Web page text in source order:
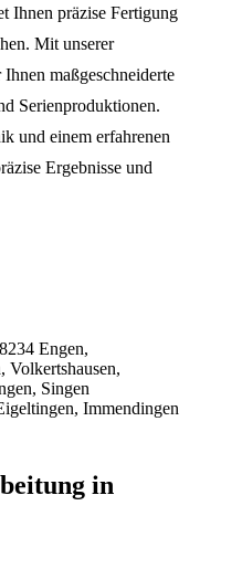
Ihnen präzise Fertigung
Mit unserer
maßgeschneiderte
Serienproduktionen.
und einem erfahrenen
Ergebnisse und
in